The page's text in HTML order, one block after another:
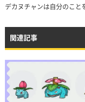
デカヌチャンは自分のこと
関連記事